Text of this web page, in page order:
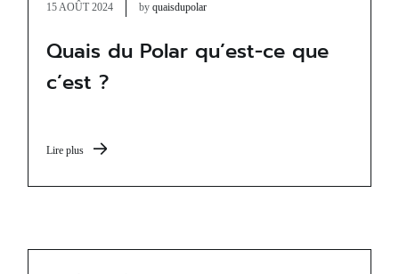
15 AOÛT 2024 byquaisdupolar
Quais du Polar qu’est-ce que
c’est ?
Lire plus